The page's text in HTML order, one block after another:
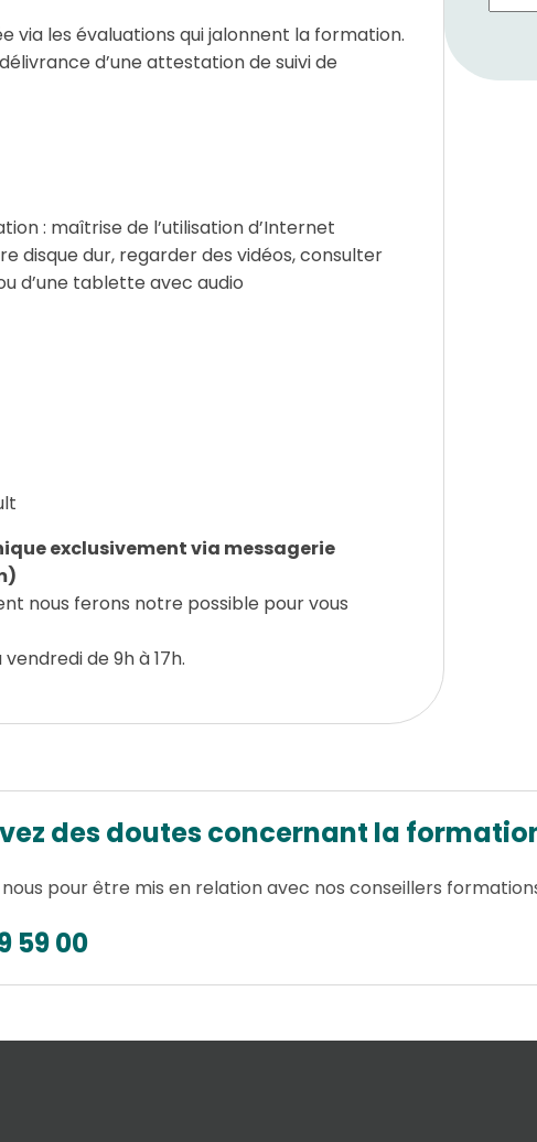
via les évaluations qui jalonnent la formation.
d’une attestation de suivi de
: maîtrise de l’utilisation d’Internet
disque dur, regarder des vidéos, consulter
d’une tablette avec audio
exclusivement via messagerie
nous ferons notre possible pour vous
de 9h à 17h.
des doutes concernant la
pour être mis en relation avec nos conseillers
59 00